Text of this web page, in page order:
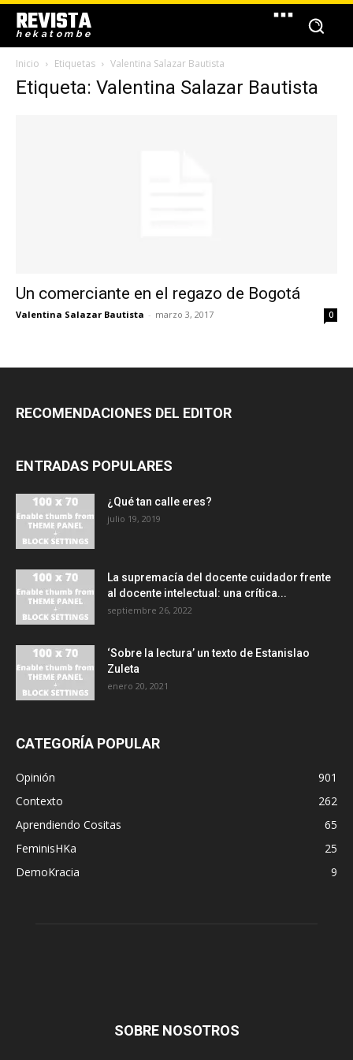
REVISTA
hekatombe
Inicio Etiquetas Valentina Salazar Bautista
Etiqueta: Valentina Salazar Bautista
Un comerciante en el regazo de Bogotá
Valentina Salazar Bautista - marzo 3, 2017 0
RECOMENDACIONES DEL EDITOR
ENTRADAS POPULARES
¿Qué tan calle eres?
julio 19, 2019
La supremacía del docente cuidador frente
al docente intelectual: una crítica...
septiembre 26, 2022
‘Sobre la lectura’ un texto de Estanislao
Zuleta
enero 20, 2021
CATEGORÍA POPULAR
Opinión
901
Contexto
262
Aprendiendo Cositas
65
FeminisHKa
25
DemoKracia
9
SOBRE NOSOTROS